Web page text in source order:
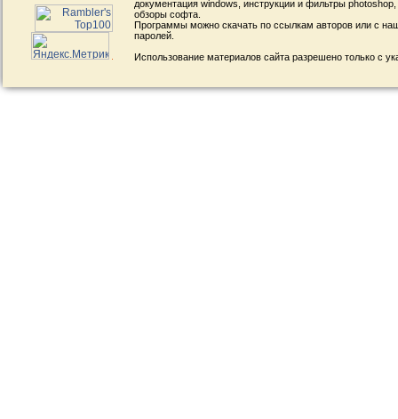
документация windows, инструкции и фильтры
обзоры софта.
Программы можно скачать по ссылкам авторов или с
паролей.
Использование материалов сайта разрешено только с